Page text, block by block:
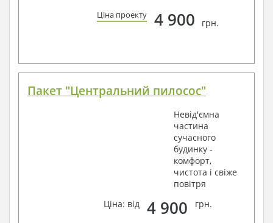
Ціна проекту 4 900 грн.
Пакет "Центральний пилосос"
Невід'ємна
частина
сучасного
будинку -
комфорт,
чистота і свіже
повітря
Ціна: від
4 900 грн.